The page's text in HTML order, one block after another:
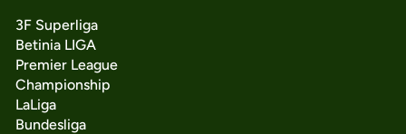
3F Superliga
Betinia LIGA
Premier League
Championship
LaLiga
Bundesliga